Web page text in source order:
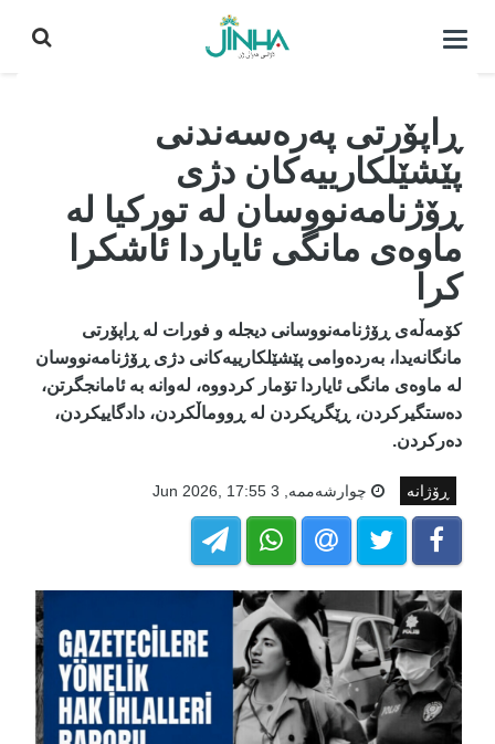
كردنه‌وه‌ی
ڕاپۆرتی پەرەسەندنی
پێشێلکارییەکان دژی
ڕۆژنامەنووسان لە تورکیا لە
ماوەی مانگی ئایاردا ئاشکرا
کرا
کۆمەڵەی ڕۆژنامەنووسانی دیجلە و فورات لە ڕاپۆرتی
مانگانەیدا، بەردەوامی پێشێلکارییەکانی دژی ڕۆژنامەنووسان
لە ماوەی مانگی ئایاردا تۆمار کردووە، لەوانە بە ئامانجگرتن،
دەستگیرکردن، ڕێگریکردن لە ڕووماڵکردن، دادگاییکردن،
دەرکردن.
ڕۆژانە چوارشه‌ممه‌, 3 Jun 2026, 17:55